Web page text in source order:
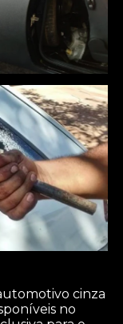
cinza
no